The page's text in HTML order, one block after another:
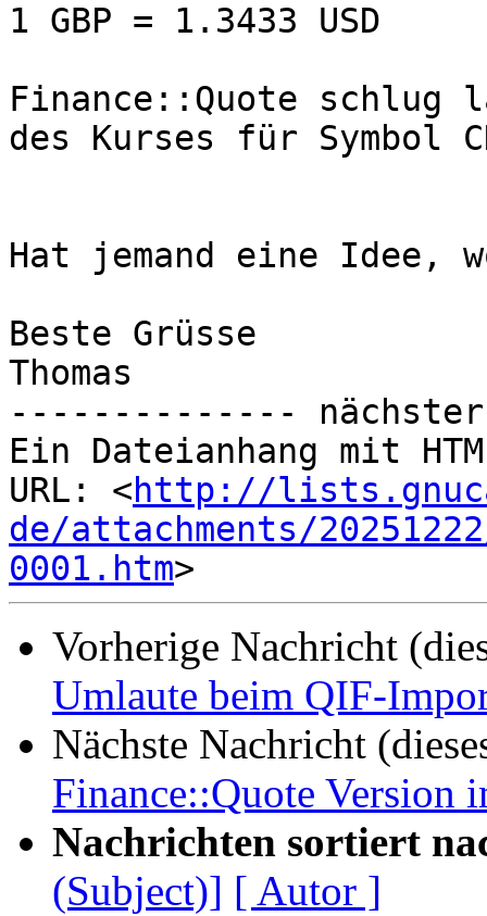
1 GBP = 1.3433 USD
Finance::Quote schlug
des Kurses für Symbol
Hat jemand eine Idee,
Beste Grüsse
Thomas
--------------
Ein Dateianhang mit
URL: <http://
de/attachments/
0001.htm
Vorherige Nachricht
Umlaute beim QIF-
Nächste Nachricht
Finance::Quote
Nachrichten sortiert
(Subject)] [ Autor ]